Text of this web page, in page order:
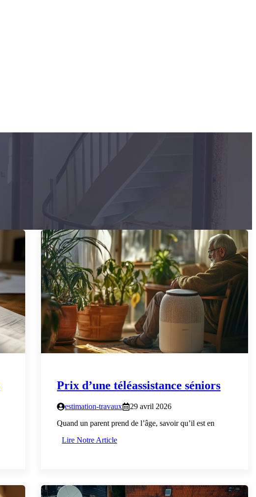
Prix d’une téléassistance séniors
estimation-travaux
29 avril 2026
Quand un parent prend de l’âge, savoir qu’il est en
Lire Notre Article